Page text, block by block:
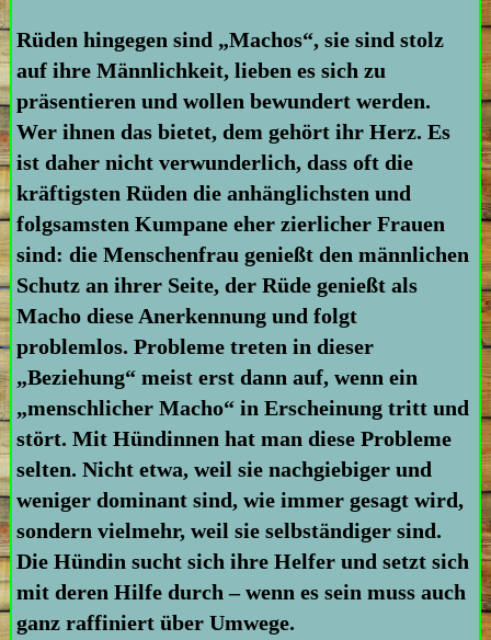
Rüden hingegen sind „Machos“, sie sind stolz
auf ihre Männlichkeit, lieben es sich zu
präsentieren und wollen bewundert werden.
Wer ihnen das bietet, dem gehört ihr Herz. Es
ist daher nicht verwunderlich, dass oft die
kräftigsten Rüden die anhänglichsten und
folgsamsten Kumpane eher zierlicher Frauen
sind: die Menschenfrau genießt den männlichen
Schutz an ihrer Seite, der Rüde genießt als
Macho diese Anerkennung und folgt
problemlos. Probleme treten in dieser
„Beziehung“ meist erst dann auf, wenn ein
„menschlicher Macho“ in Erscheinung tritt und
stört. Mit Hündinnen hat man diese Probleme
selten. Nicht etwa, weil sie nachgiebiger und
weniger dominant sind, wie immer gesagt wird,
sondern vielmehr, weil sie selbständiger sind.
Die Hündin sucht sich ihre Helfer und setzt sich
mit deren Hilfe durch – wenn es sein muss auch
ganz raffiniert über Umwege.